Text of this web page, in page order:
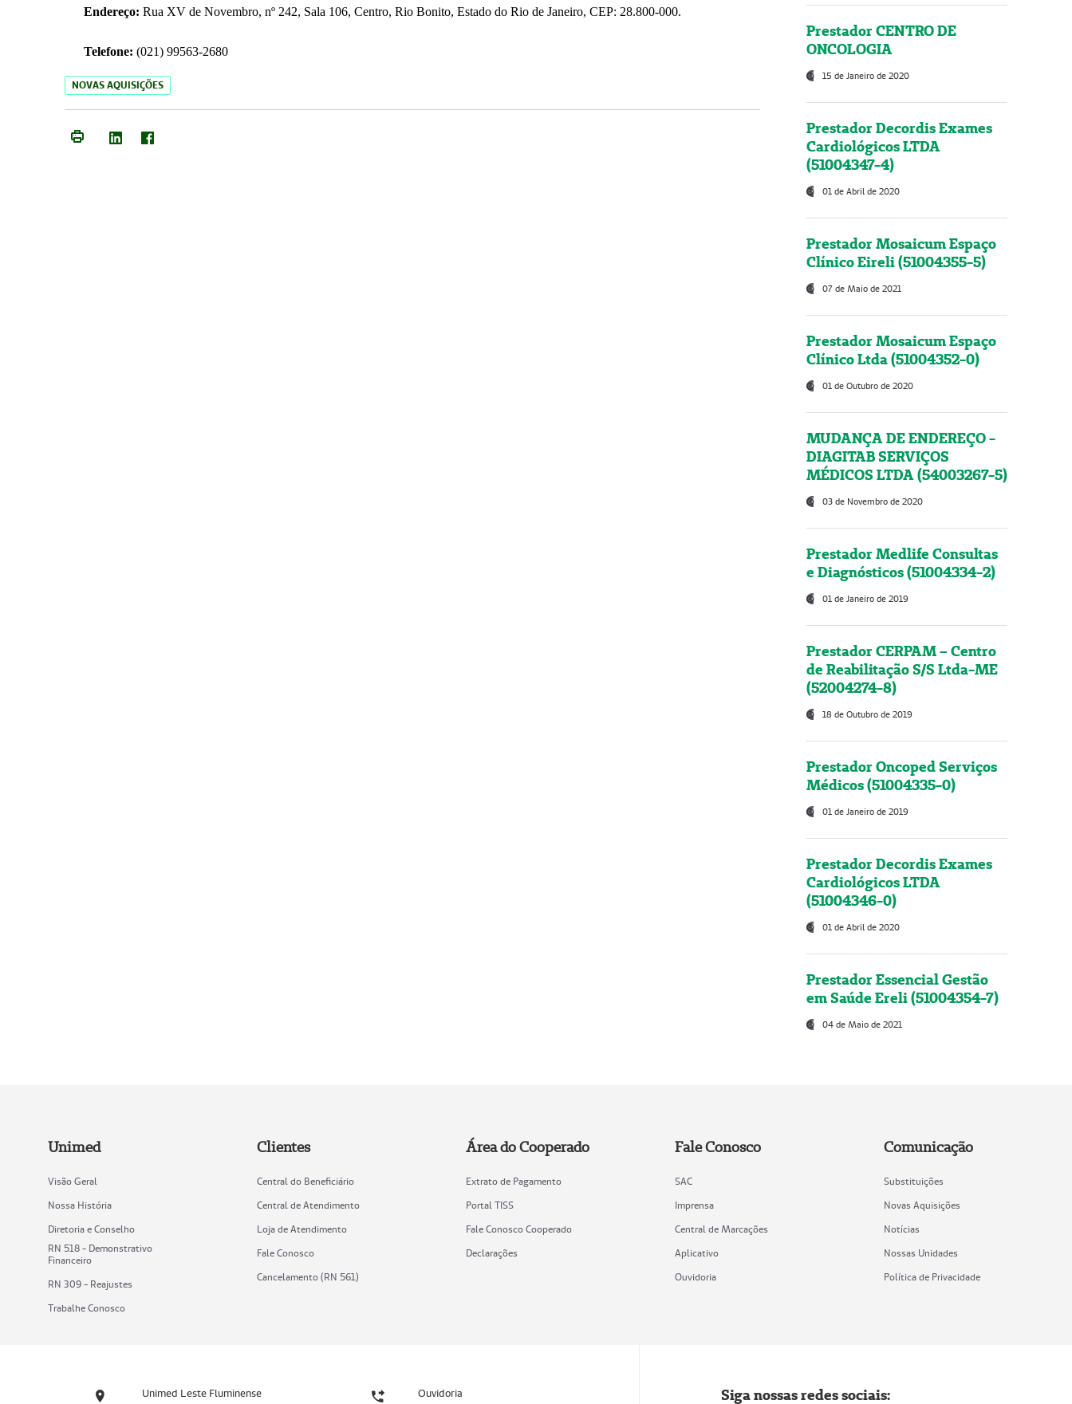
Endereço: Rua XV de Novembro, nº 242, Sala 106, Centro, Rio Bonito, Estado do Rio de Janeiro, CEP: 28.800-000.
Telefone: (021) 99563-2680
NOVAS AQUISIÇÕES
Prestador CENTRO DE
ONCOLOGIA
15 de Janeiro de 2020
Prestador Decordis Exames
Cardiológicos LTDA
(51004347-4)
01 de Abril de 2020
Prestador Mosaicum Espaço
Clínico Eireli (51004355-5)
07 de Maio de 2021
Prestador Mosaicum Espaço
Clínico Ltda (51004352-0)
01 de Outubro de 2020
MUDANÇA DE ENDEREÇO -
DIAGITAB SERVIÇOS
MÉDICOS LTDA (54003267-5)
03 de Novembro de 2020
Prestador Medlife Consultas
e Diagnósticos (51004334-2)
01 de Janeiro de 2019
Prestador CERPAM – Centro
de Reabilitação S/S Ltda-ME
(52004274-8)
18 de Outubro de 2019
Prestador Oncoped Serviços
Médicos (51004335-0)
01 de Janeiro de 2019
Prestador Decordis Exames
Cardiológicos LTDA
(51004346-0)
01 de Abril de 2020
Prestador Essencial Gestão
em Saúde Ereli (51004354-7)
04 de Maio de 2021
Unimed
Visão Geral
Nossa História
Diretoria e Conselho
RN 518 - Demonstrativo
Financeiro
RN 309 - Reajustes
Trabalhe Conosco
Clientes
Central do Beneficiário
Central de Atendimento
Loja de Atendimento
Fale Conosco
Cancelamento (RN 561)
Área do Cooperado
Extrato de Pagamento
Portal TISS
Fale Conosco Cooperado
Declarações
Fale Conosco
SAC
Imprensa
Central de Marcações
Aplicativo
Ouvidoria
Comunicação
Substituições
Novas Aquisições
Notícias
Nossas Unidades
Política de Privacidade
Unimed Leste Fluminense Ouvidoria Siga nossas redes sociais: